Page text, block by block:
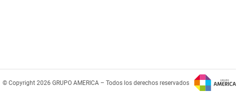
© Copyright 2026 GRUPO AMERICA – Todos los derechos reservados